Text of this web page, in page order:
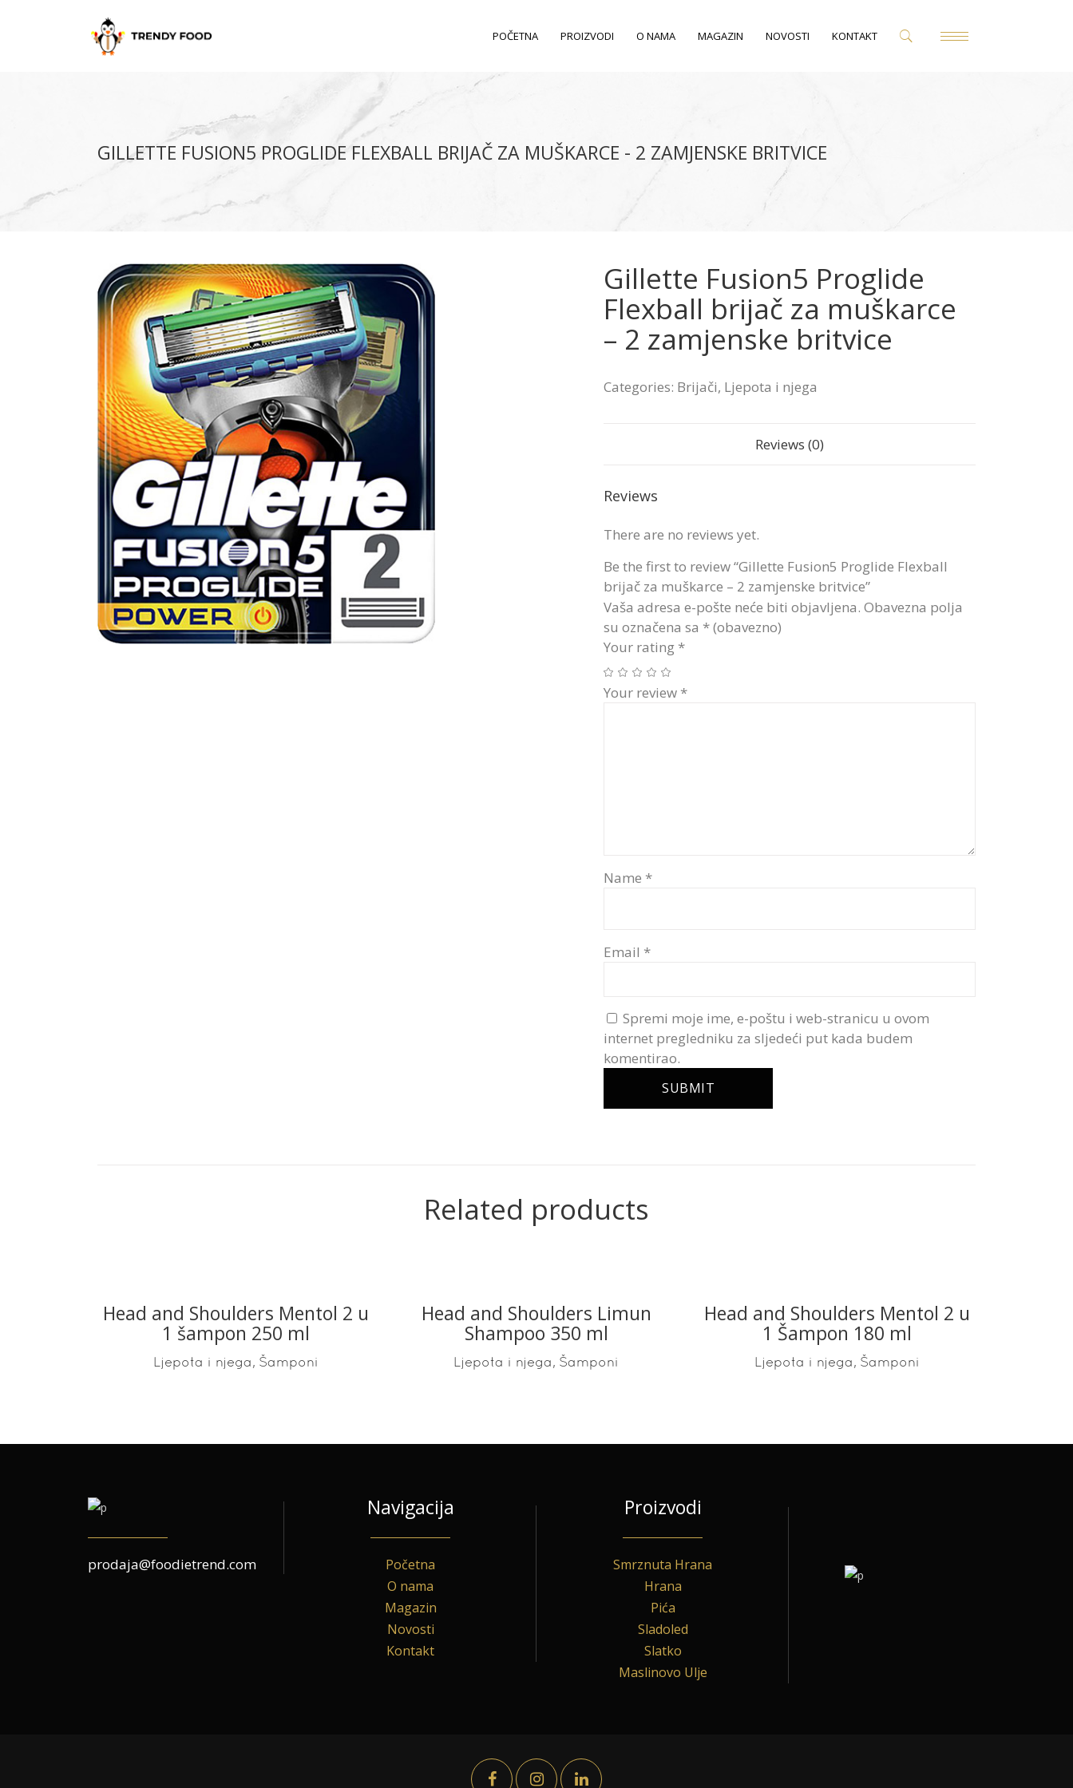
POČETNA PROIZVODI O NAMA MAGAZIN NOVOSTI KONTAKT
GILLETTE FUSION5 PROGLIDE FLEXBALL BRIJAČ ZA MUŠKARCE - 2 ZAMJENSKE BRITVICE
Gillette Fusion5 Proglide
Flexball brijač za muškarce
– 2 zamjenske britvice
Categories: Brijači, Ljepota i njega
Reviews (0)
Reviews
There are no reviews yet.
Be the first to review “Gillette Fusion5 Proglide Flexball
brijač za muškarce – 2 zamjenske britvice”
Vaša adresa e-pošte neće biti objavljena. Obavezna polja
su označena sa * (obavezno)
Your rating *
Your review *
Name *
Email *
Spremi moje ime, e-poštu i web-stranicu u ovom
internet pregledniku za sljedeći put kada budem
komentirao.
Related products
READ MORE
Head and Shoulders Mentol 2 u
1 šampon 250 ml
Ljepota i njega, Šamponi
READ MORE
Head and Shoulders Limun
Shampoo 350 ml
Ljepota i njega, Šamponi
READ MORE
Head and Shoulders Mentol 2 u
1 Šampon 180 ml
Ljepota i njega, Šamponi
prodaja@foodietrend.com
Navigacija
Početna
O nama
Magazin
Novosti
Kontakt
Proizvodi
Smrznuta Hrana
Hrana
Pića
Sladoled
Slatko
Maslinovo Ulje